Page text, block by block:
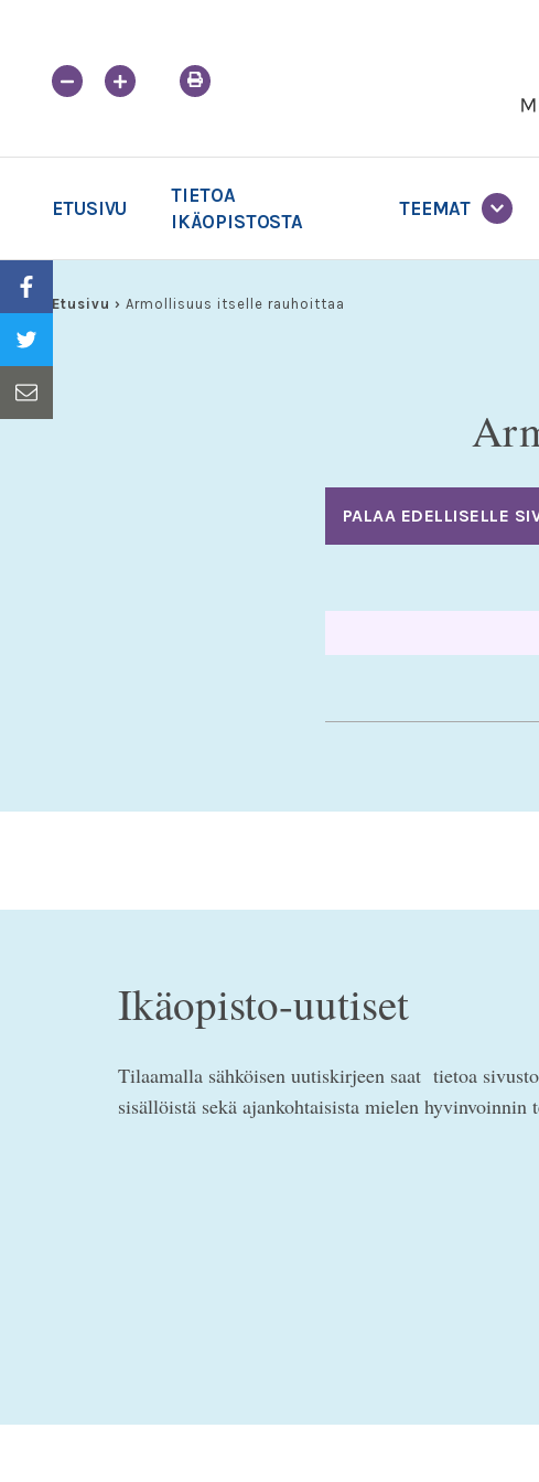
ETUSIVU
TIETOA
IKÄOPISTOSTA
TEEMAT
Etusivu › Armollisuus itselle rauhoittaa
PALAA EDELLISELLE
Ikäopisto-uutiset
Tilaamalla sähköisen uutiskirjeen saat tietoa
sisällöistä sekä ajankohtaisista mielen hyvinvoinnin